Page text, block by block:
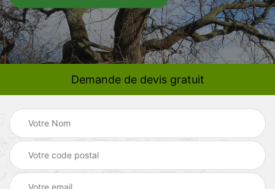
Demande de devis gratuit